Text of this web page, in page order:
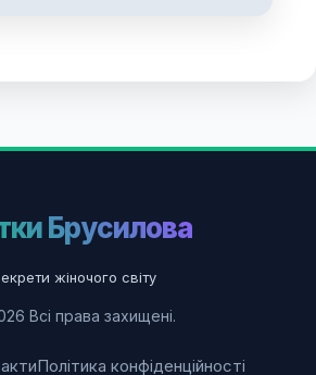
Брусилова
жіночого світу
Всі права захищені.
Політика конфіденційності